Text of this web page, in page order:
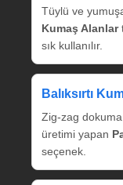
Tüylü ve
Kumaş Alanlar
sık kullanılır.
Balıksırtı
Zig‑zag
üretimi yapan
seçenek.